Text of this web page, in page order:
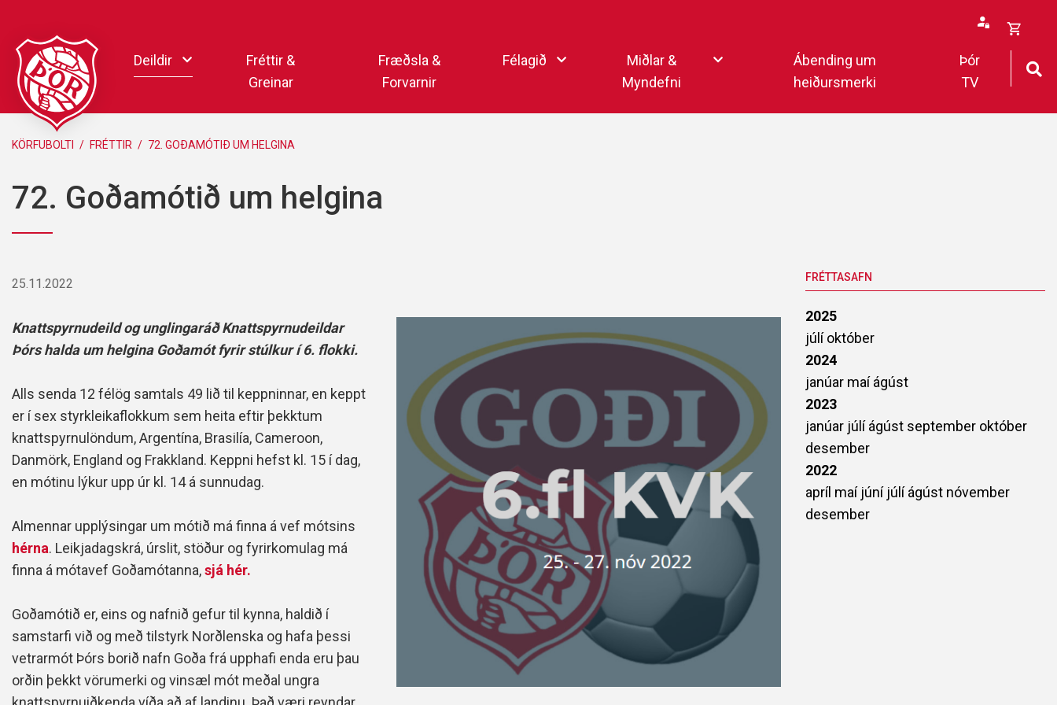
efni
Deildir
Handbolti
Knattspyrna
Pollamót Samskipa
Fréttir &
Greinar
Fræðsla &
Forvarnir
Félagið
Lög Þórs
Fyrirmyndarfélag ÍSÍ
Handbók aðalstjórnar Þórs
Ársskýrslur
Miðlar &
Myndefni
Ábending um
heiðursmerki
Þór
TV
Opna
körfu
KÖRFUBOLTI / FRÉTTIR / 72. GOÐAMÓTIÐ UM HELGINA
72. Goðamótið um helgina
25.11.2022
Knattspyrnudeild og unglingaráð Knattspyrnudeildar
Þórs halda um helgina Goðamót fyrir stúlkur í 6. flokki.
Alls senda 12 félög samtals 49 lið til keppninnar, en keppt
er í sex styrkleikaflokkum sem heita eftir þekktum
knattspyrnulöndum, Argentína, Brasilía, Cameroon,
Danmörk, England og Frakkland. Keppni hefst kl. 15 í dag,
en mótinu lýkur upp úr kl. 14 á sunnudag.
Almennar upplýsingar um mótið má finna á vef mótsins
hérna. Leikjadagskrá, úrslit, stöður og fyrirkomulag má
finna á mótavef Goðamótanna,sjá hér.
Goðamótið er, eins og nafnið gefur til kynna, haldið í
samstarfi við og með tilstyrk Norðlenska og hafa þessi
vetrarmót Þórs borið nafn Goða frá upphafi enda eru þau
orðin þekkt vörumerki og vinsæl mót meðal ungra
FRÉTTASAFN
2025
júlíoktóber
2024
janúar maíágúst
2023
janúar júlíágúst september október
desember
2022
apríl maí júní júlíágúst nóvember
desember